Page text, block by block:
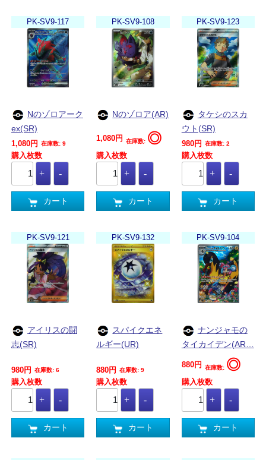
PK-SV9-117
Nのゾロアーク
ex(SR)
1,080円 在庫数: 9
購入枚数
カート
PK-SV9-108
Nのゾロア(AR)
1,080円 在庫数: ◎
購入枚数
カート
PK-SV9-123
タケシのスカ
ウト(SR)
980円 在庫数: 2
購入枚数
カート
PK-SV9-121
アイリスの闘
志(SR)
980円 在庫数: 6
購入枚数
カート
PK-SV9-132
スパイクエネ
ルギー(UR)
880円 在庫数: 9
購入枚数
カート
PK-SV9-104
ナンジャモの
タイカイデン(AR…
880円 在庫数: ◎
購入枚数
カート